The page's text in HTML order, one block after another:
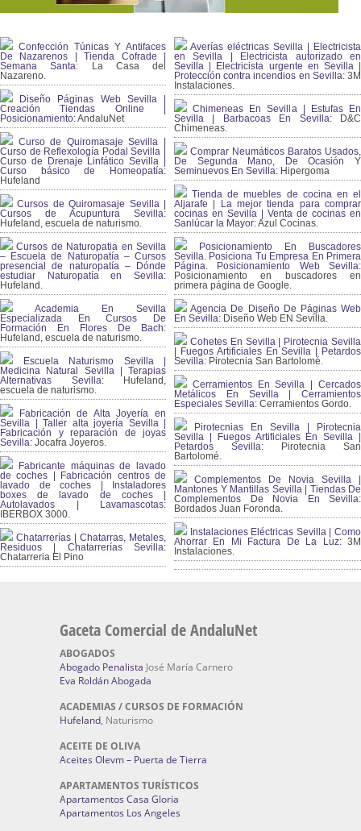
Confección Túnicas Y Antifaces
De Nazarenos | Tienda Cofrade |
Semana Santa: La Casa del
Nazareno.
Diseño Páginas Web Sevilla |
Creación Tiendas Online |
Posicionamiento:AndaluNet
Curso de Quiromasaje Sevilla |
Curso de Reflexología Podal Sevilla |
Curso de Drenaje Linfático Sevilla |
Curso básico de Homeopatía:
Hufeland
Cursos de Quiromasaje Sevilla |
Cursos de Acupuntura Sevilla:
Hufeland, escuela de naturismo.
Cursos de Naturopatia en Sevilla
– Escuela de Naturopatía – Cursos
presencial de naturopatía – Dónde
estudiar Naturopatía en Sevilla:
Hufeland.
Academia En Sevilla
Especializada En Cursos De
Formación En Flores De Bach:
Hufeland, escuela de naturismo.
Escuela Naturismo Sevilla |
Medicina Natural Sevilla | Terapias
Alternativas Sevilla: Hufeland,
escuela de naturismo.
Fabricación de Alta Joyería en
Sevilla | Taller alta joyería Sevilla |
Fabricación y reparación de joyas
Sevilla: Jocafra Joyeros.
Fabricante máquinas de lavado
de coches | Fabricación centros de
lavado de coches | Instaladores
boxes de lavado de coches |
Autolavados | Lavamascotas:
IBERBOX 3000.
Chatarrerías | Chatarras, Metales,
Residuos | Chatarrerías Sevilla:
Chatarreria El Pino
Averías eléctricas Sevilla | Electricista
en Sevilla | Electricista autorizado en
Sevilla | Electricista urgente en Sevilla |
Protección contra incendios en Sevilla:3M
Instalaciones.
Chimeneas En Sevilla | Estufas En
Sevilla | Barbacoas En Sevilla:D&C
Chimeneas.
Comprar Neumáticos Baratos Usados,
De Segunda Mano, De Ocasión Y
Seminuevos En Sevilla: Hipergoma
Tienda de muebles de cocina en el
Aljarafe | La mejor tienda para comprar
cocinas en Sevilla | Venta de cocinas en
Sanlúcar la Mayor:Azul Cocinas.
Posicionamiento En Buscadores
Sevilla. Posiciona Tu Empresa En Primera
Página. Posicionamiento Web Sevilla:
Posicionamiento en buscadores en
primera página de Google.
Agencia De Diseño De Páginas Web
En Sevilla: Diseño Web EN Sevilla.
Cohetes En Sevilla | Pirotecnia Sevilla
| Fuegos Artificiales En Sevilla | Petardos
Sevilla: Pirotecnia San Bartolomé.
Cerramientos En Sevilla | Cercados
Metálicos En Sevilla | Cerramientos
Especiales Sevilla: Cerramientos Gordo.
Pirotecnias En Sevilla | Pirotecnia
Sevilla | Fuegos Artificiales En Sevilla |
Petardos Sevilla: Pirotecnia San
Bartolomé.
Complementos De Novia Sevilla |
Mantones Y Mantillas Sevilla | Tiendas De
Complementos De Novia En Sevilla:
Bordados Juan Foronda.
Instalaciones Eléctricas Sevilla | Como
Ahorrar En Mi Factura De La Luz:3M
Instalaciones.
Gaceta Comercial de AndaluNet
ABOGADOS
Abogado Penalista José María Carnero
Eva Roldán Abogada
ACADEMIAS / CURSOS DE FORMACIÓN
Hufeland, Naturismo
ACEITE DE OLIVA
Aceites Olevm – Puerta de Tierra
APARTAMENTOS TURÍSTICOS
Apartamentos Casa Gloria
Apartamentos Los Angeles